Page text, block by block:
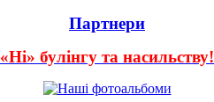
Партнери
«Ні» булінгу та насильству!